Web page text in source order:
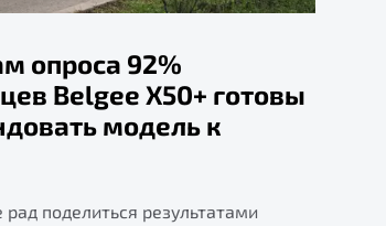
опроса 92%
Belgee X50+ готовы
модель к
поделиться результатами